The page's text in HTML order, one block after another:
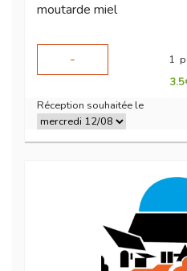
moutarde miel
-
1
3.5
Réception souhaitée le